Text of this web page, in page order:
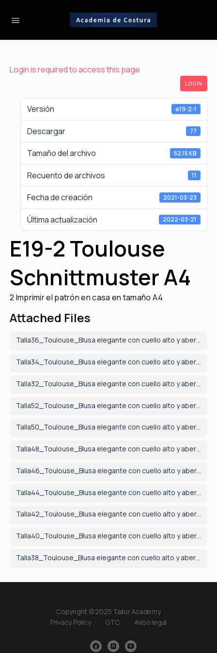
Login is required to access this page
LOGIN
Versión e19-2-1
Descargar 77
Tamaño del archivo 52.15 KB
Recuento de archivos 11
Fecha de creación 2021-03-23
Última actualización 2022-03-21
E19-2 Toulouse
Schnittmuster A4
2 Imprimir el patrón en casa en tamaño A4
Attached Files
Talla36_Toulouse_Blusa elegante con cuello alto y aberturas laterales_A4.pdf
Talla34_Toulouse_Blusa elegante con cuello alto y aberturas laterales_A4.pdf
Talla32_Toulouse_Blusa elegante con cuello alto y aberturas laterales_A4.pdf
Talla50_Toulouse_Blusa elegante con cuello alto y aberturas laterales_A4.pdf
Talla48_Toulouse_Blusa elegante con cuello alto y aberturas laterales_A4.pdf
Talla46_Toulouse_Blusa elegante con cuello alto y aberturas laterales_A4.pdf
Talla42_Toulouse_Blusa elegante con cuello alto y aberturas laterales_A4.pdf
Talla40_Toulouse_Blusa elegante con cuello alto y aberturas laterales_A4.pdf
Talla38_Toulouse_Blusa elegante con cuello alto y aberturas laterales_A4.pdf
Copyright © 2025 Tailor Academy
Privacy Policy
GTC Aviso legal